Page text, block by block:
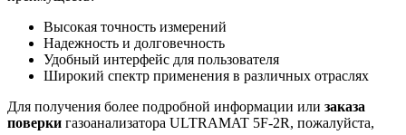
Высокая точность измерений
Надежность и долговечность
Удобный интерфейс для пользователя
Широкий спектр применения в различных отраслях
Для получения более подробной информации или заказа
поверки газоанализатора ULTRAMAT 5F-2R, пожалуйста,